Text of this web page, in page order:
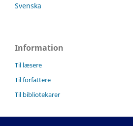
Svenska
Information
Til læsere
Til forfattere
Til bibliotekarer